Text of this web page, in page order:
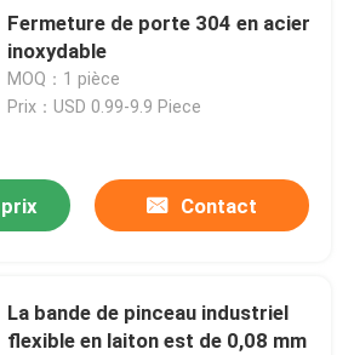
Fermeture de porte 304 en acier
inoxydable
MOQ：1 pièce
Prix：USD 0.99-9.9 Piece
Contact
La bande de pinceau industriel
flexible en laiton est de 0,08 mm